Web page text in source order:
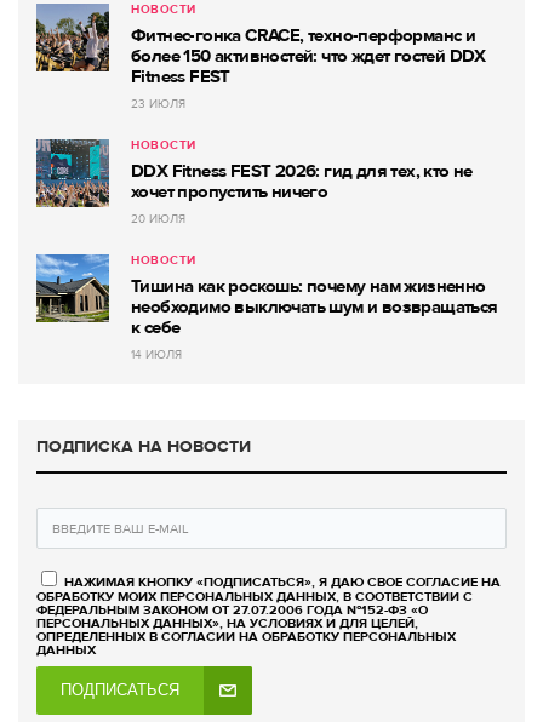
НОВОСТИ
Фитнес-гонка CRACE, техно-перформанс и
более 150 активностей: что ждет гостей DDX
Fitness FEST
23 ИЮЛЯ
НОВОСТИ
DDX Fitness FEST 2026: гид для тех, кто не
хочет пропустить ничего
20 ИЮЛЯ
НОВОСТИ
Тишина как роскошь: почему нам жизненно
необходимо выключать шум и возвращаться
к себе
14 ИЮЛЯ
ПОДПИСКА НА НОВОСТИ
НАЖИМАЯ КНОПКУ «ПОДПИСАТЬСЯ», Я ДАЮ СВОЕ СОГЛАСИЕ НА
ОБРАБОТКУ МОИХ ПЕРСОНАЛЬНЫХ ДАННЫХ, В СООТВЕТСТВИИ С
ФЕДЕРАЛЬНЫМ ЗАКОНОМ ОТ 27.07.2006 ГОДА №152-ФЗ «О
ПЕРСОНАЛЬНЫХ ДАННЫХ», НА УСЛОВИЯХ И ДЛЯ ЦЕЛЕЙ,
ОПРЕДЕЛЕННЫХ В СОГЛАСИИ НА ОБРАБОТКУ ПЕРСОНАЛЬНЫХ
ДАННЫХ
ПОДПИСАТЬСЯ